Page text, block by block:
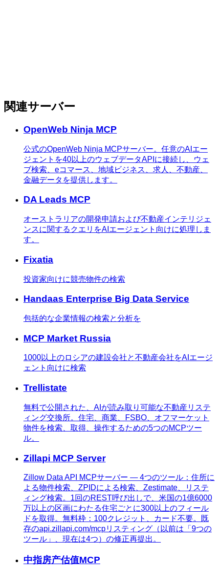
関連サーバー
OpenWeb Ninja MCP
公式のOpenWeb Ninja MCPサーバー。任意のAIエー
ジェントを40以上のウェブデータAPIに接続し、ウェ
ブ検索、eコマース、地域ビジネス、求人、不動産、
金融データを提供します。
DA Leads MCP
オーストラリアの開発申請および不動産インテリジェ
ンスに関するクエリをAIエージェント向けに処理しま
す。
Fixatia
投資家向けに競売物件の検索
Handaas Enterprise Big Data Service
包括的な企業情報の検索と分析を
MCP Market Russia
1000以上のロシアの建設会社と不動産会社をAIエージ
ェント向けに検索
Trellistate
無料で公開された、AIが読み取り可能な不動産リステ
ィング交換所。住宅、商業、FSBO、オフマーケット
物件を検索、取得、操作するための5つのMCPツー
ル。
Zillapi MCP Server
Zillow Data API MCPサーバー — 4つのツール：住所に
よる物件検索、ZPIDによる検索、Zestimate、リステ
ィング検索。1回のREST呼び出しで、米国の1億6000
万以上の区画にわたる住宅ごとに300以上のフィール
ドを取得。無料枠：100クレジット、カード不要。既
存のapi.zillapi.com/mcpリスティング（以前は「9つの
ツール」、現在は4つ）の修正再提出。
中指房产估值MCP